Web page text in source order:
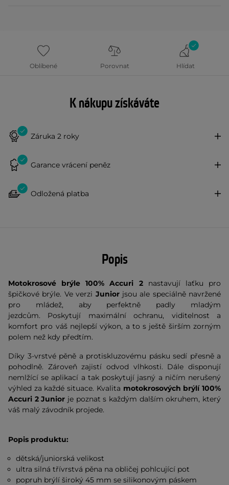
Oblíbené Porovnat Hlídat
K nákupu získáváte
Záruka 2 roky
Garance vrácení peněz
Odložená platba
Popis
Motokrosové brýle 100% Accuri 2nastavují laťku pro
špičkové brýle. Ve verzi Junior jsou ale speciálně navržené
pro mládež, aby perfektně padly mladým
jezdcům. Poskytují maximální ochranu, viditelnost a
komfort pro váš nejlepší výkon, a to s ještě širším zorným
polem než kdy předtím.
Díky 3-vrstvé pěně a protiskluzovému pásku sedí přesně a
pohodlně. Zároveň zajistí odvod vlhkosti. Dále disponují
nemlžící se aplikací a tak poskytují jasný a ničím nerušený
výhled za každé situace. Kvalita motokrosových brýlí 100%
Accuri 2 Junior je poznat s každým dalším okruhem, který
váš malý závodník projede.
Popis produktu:
dětská/juniorská velikost
ultra silná třívrstvá pěna na obličej pohlcující pot
popruh brýlí široký 45 mm se silikonovým páskem